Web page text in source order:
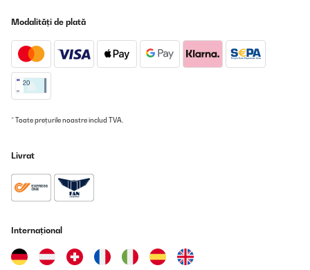
Modalități de plată
* Toate prețurile noastre includ TVA.
Livrat
Internațional